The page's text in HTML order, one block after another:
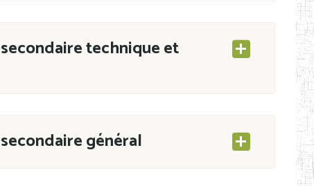
technique et
général